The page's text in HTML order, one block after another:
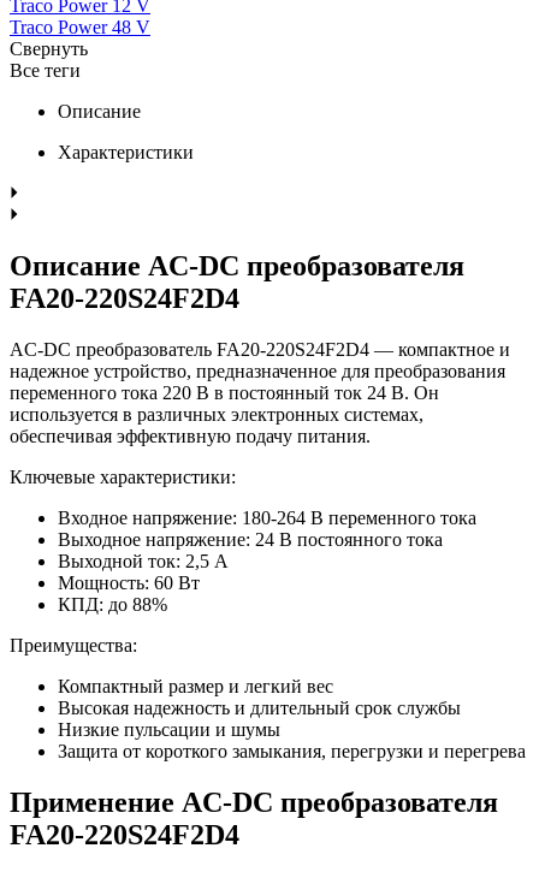
Traco Power 12 V
Traco Power 48 V
Свернуть
Все теги
Описание
Характеристики
Описание AC-DC преобразователя
FA20-220S24F2D4
AC-DC преобразователь FA20-220S24F2D4 — компактное и
надежное устройство, предназначенное для преобразования
переменного тока 220 В в постоянный ток 24 В. Он
используется в различных электронных системах,
обеспечивая эффективную подачу питания.
Ключевые характеристики:
Входное напряжение: 180-264 В переменного тока
Выходное напряжение: 24 В постоянного тока
Выходной ток: 2,5 А
Мощность: 60 Вт
КПД: до 88%
Преимущества:
Компактный размер и легкий вес
Высокая надежность и длительный срок службы
Низкие пульсации и шумы
Защита от короткого замыкания, перегрузки и перегрева
Применение AC-DC преобразователя
FA20-220S24F2D4